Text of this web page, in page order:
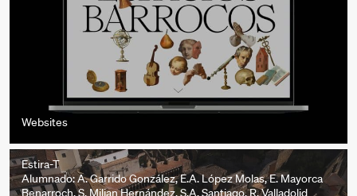
Websites
Estira-T
Alumnado: A. Garrido González, E.A. López Molas, E. Mayorca
Benarroch, S. Milian Hernández, S.A. Santiago, R. Valladolid